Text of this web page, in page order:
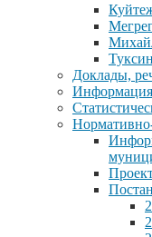
Доклады,
Информация